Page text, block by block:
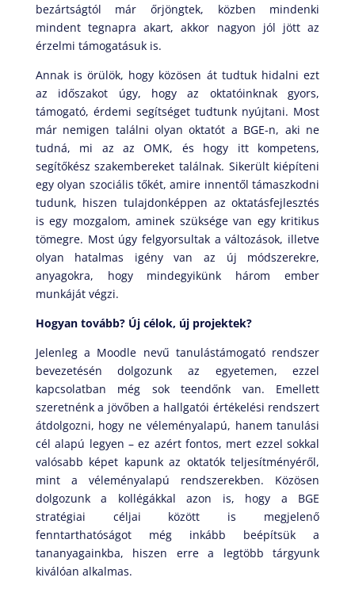
bezártságtól már őrjöngtek, közben mindenki
mindent tegnapra akart, akkor nagyon jól jött az
érzelmi támogatásuk is.
Annak is örülök, hogy közösen át tudtuk hidalni ezt
az időszakot úgy, hogy az oktatóinknak gyors,
támogató, érdemi segítséget tudtunk nyújtani. Most
már nemigen találni olyan oktatót a BGE-n, aki ne
tudná, mi az az OMK, és hogy itt kompetens,
segítőkész szakembereket találnak. Sikerült kiépíteni
egy olyan szociális tőkét, amire innentől támaszkodni
tudunk, hiszen tulajdonképpen az oktatásfejlesztés
is egy mozgalom, aminek szüksége van egy kritikus
tömegre. Most úgy felgyorsultak a változások, illetve
olyan hatalmas igény van az új módszerekre,
anyagokra, hogy mindegyikünk három ember
munkáját végzi.
Hogyan tovább? Új célok, új projektek?
Jelenleg a Moodle nevű tanulástámogató rendszer
bevezetésén dolgozunk az egyetemen, ezzel
kapcsolatban még sok teendőnk van. Emellett
szeretnénk a jövőben a hallgatói értékelési rendszert
átdolgozni, hogy ne véleményalapú, hanem tanulási
cél alapú legyen – ez azért fontos, mert ezzel sokkal
valósabb képet kapunk az oktatók teljesítményéről,
mint a véleményalapú rendszerekben. Közösen
dolgozunk a kollégákkal azon is, hogy a BGE
stratégiai céljai között is megjelenő
fenntarthatóságot még inkább beépítsük a
tananyagainkba, hiszen erre a legtöbb tárgyunk
kiválóan alkalmas.